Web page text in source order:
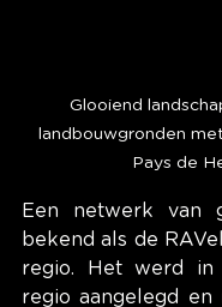
Glooiend
landbouwgronden
Pays de
Een netwerk van
bekend als de
regio. Het werd in
regio aangelegd en